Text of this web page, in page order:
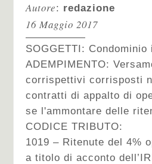
Autore: redazione
16 Maggio 2017
SOGGETTI:
ADEMPIMENTO:
corrispettivi corrisposti
contratti di appalto di
se l'ammontare delle
CODICE TRIBUTO:
1019 – Ritenute del 4%
a titolo di acconto